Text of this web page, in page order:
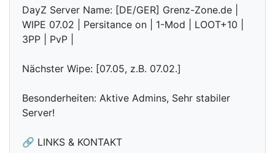
DayZ Server Name: [DE/GER] Grenz-Zone.de |
WIPE 07.02 | Persitance on | 1-Mod | LOOT+10 |
3PP | PvP |
Nächster Wipe: [07.05, z.B. 07.02.]
Besonderheiten: Aktive Admins, Sehr stabiler
Server!
🔗 LINKS & KONTAKT